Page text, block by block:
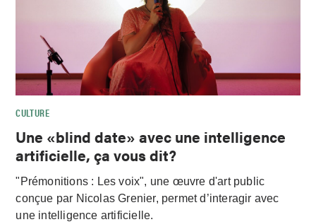
CULTURE
Une «blind date» avec une intelligence
artificielle, ça vous dit?
"Prémonitions : Les voix", une œuvre d'art public
conçue par Nicolas Grenier, permet d’interagir avec
une intelligence artificielle.